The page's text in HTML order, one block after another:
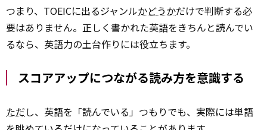
つまり、TOEICに出るジャンルかどうかだけで判断する必
要はありません。正しく書かれた英語をきちんと読んでい
るなら、英語力の土台作りには役立ちます。
スコアアップにつながる読み方を意識する
ただし、英語を「読んでいる」つもりでも、実際には単語